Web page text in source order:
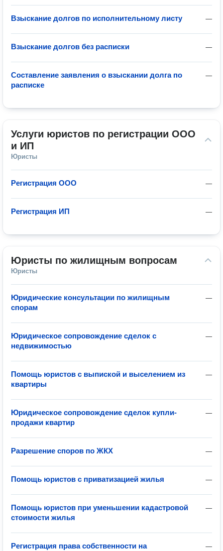
—
Взыскание долгов по исполнительному листу
—
Взыскание долгов без расписки
—
Составление заявления о взыскании долга по
расписке
Услуги юристов по регистрации ООО
и ИП
Юристы
—
Регистрация ООО
—
Регистрация ИП
Юристы по жилищным вопросам
Юристы
—
Юридические консультации по жилищным
спорам
—
Юридическое сопровождение сделок с
недвижимостью
—
Помощь юристов с выпиской и выселением из
квартиры
—
Юридическое сопровождение сделок купли-
продажи квартир
—
Разрешение споров по ЖКХ
—
Помощь юристов с приватизацией жилья
—
Помощь юристов при уменьшении кадастровой
стоимости жилья
—
Регистрация права собственности на